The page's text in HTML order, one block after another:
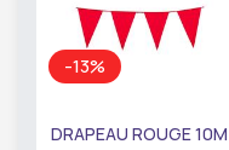
-13%
DRAPEAU ROUGE 10M